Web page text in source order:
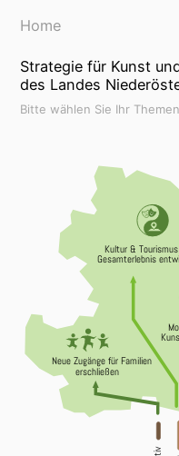
Home
Strategie für Kunst
des Landes
Bitte wählen Sie Ihr
Neue Zugänge für Familien
erschließen
Kultur &
Gesamterlebnis